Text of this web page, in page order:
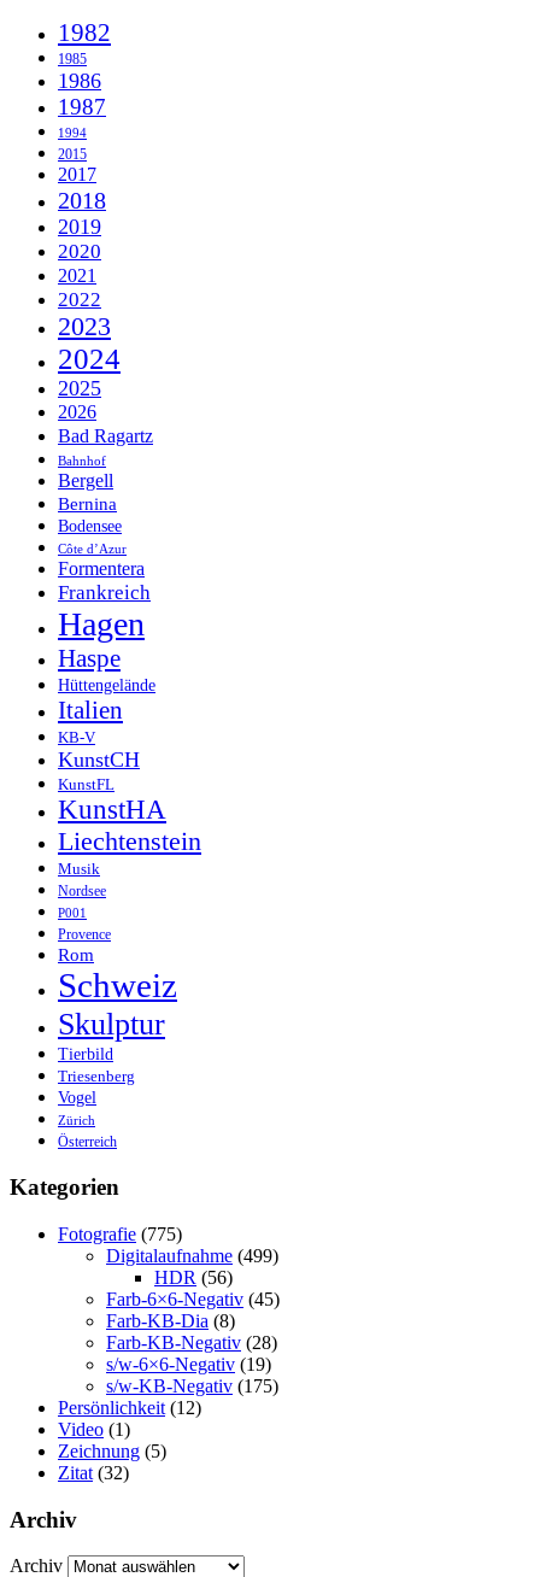
1982
1985
1986
1987
1994
2015
2017
2018
2019
2020
2021
2022
2023
2024
2025
2026
Bad Ragartz
Bahnhof
Bergell
Bernina
Bodensee
Côte d’Azur
Formentera
Frankreich
Hagen
Haspe
Hüttengelände
Italien
KB-V
KunstCH
KunstFL
KunstHA
Liechtenstein
Musik
Nordsee
P001
Provence
Rom
Schweiz
Skulptur
Tierbild
Triesenberg
Vogel
Zürich
Österreich
Kategorien
Fotografie (775)
Digitalaufnahme (499)
HDR (56)
Farb-6×6-Negativ (45)
Farb-KB-Dia (8)
Farb-KB-Negativ (28)
s/w-6×6-Negativ (19)
s/w-KB-Negativ (175)
Persönlichkeit (12)
Video (1)
Zeichnung (5)
Zitat (32)
Archiv
Archiv